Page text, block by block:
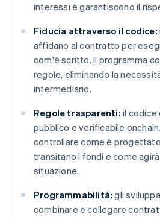
interessi e garantiscono il
Fiducia attraverso il codice:
affidano al contratto per
com'è scritto. Il programma
regole, eliminando la
intermediario.
Regole trasparenti: il codice
pubblico e verificabile
controllare come è
transitano i fondi e come
situazione.
Programmabilità: gli
combinare e collegare